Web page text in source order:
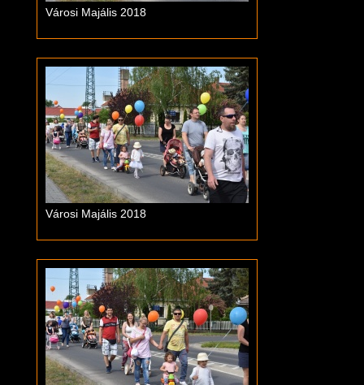
Városi Majális 2018
Városi Majális 2018